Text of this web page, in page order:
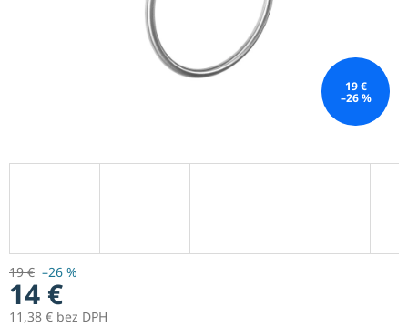
19 €
–26 %
19 € –26 %
14 €
11,38 € bez DPH